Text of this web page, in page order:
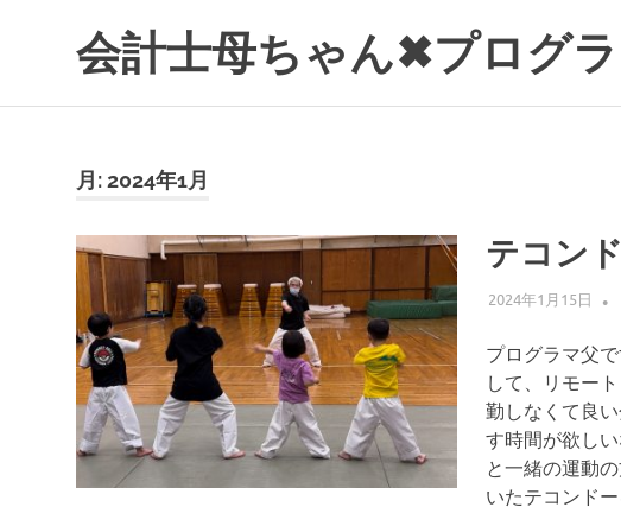
会計士母ちゃん✖プログ
月:2024年1月
テコン
2024年1月15日
プログラマ父
して、リモー
勤しなくて良
す時間が欲し
と一緒の運動
いたテコンド